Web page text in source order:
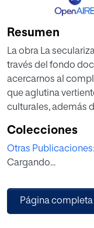
Resumen
La obra La
través del fondo
acercarnos al
que aglutina
culturales, además
gobiernos o las
hicieron que
secularización,
amplísima
diocesano de los
Colecciones
Otras
Cargando...
Página